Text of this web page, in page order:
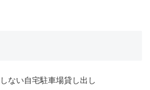
ない自宅駐車場貸し出し